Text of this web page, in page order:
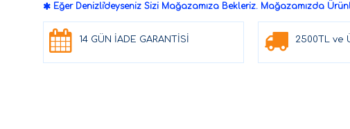
Eğer Denizli'deyseniz Sizi Mağazamıza Bekleriz. Mağazamızda
14 GÜN İADE GARANTİSİ 2500TL ve